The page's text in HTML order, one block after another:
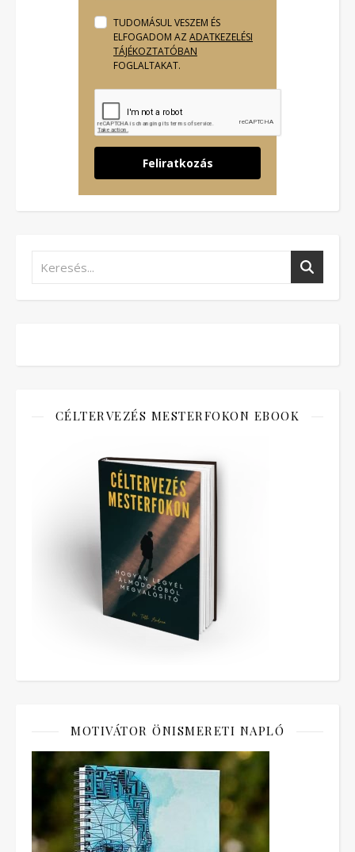
TUDOMÁSUL VESZEM ÉS
ELFOGADOM AZ ADATKEZELÉSI
TÁJÉKOZTATÓBAN
FOGLALTAKAT.
Feliratkozás
CÉLTERVEZÉS MESTERFOKON EBOOK
MOTIVÁTOR ÖNISMERETI NAPLÓ